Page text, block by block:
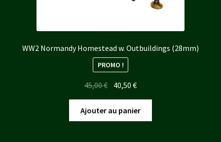
WW2 Normandy Homestead w. Outbuildings (28mm)
PROMO !
45,00€ Le
initial
était :
40,50€Le
actuel
est :
Ajouter au panier